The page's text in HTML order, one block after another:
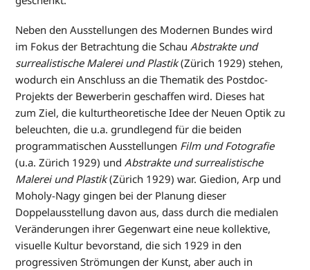
Neben den Ausstellungen des Modernen Bundes wird
im Fokus der Betrachtung die Schau Abstrakte und
surrealistische Malerei und Plastik(Zürich 1929) stehen,
wodurch ein Anschluss an die Thematik des Postdoc-
Projekts der Bewerberin geschaffen wird. Dieses hat
zum Ziel, die kulturtheoretische Idee der Neuen Optik zu
beleuchten, die u.a. grundlegend für die beiden
programmatischen Ausstellungen Film und Fotografie
(u.a. Zürich 1929) und Abstrakte und surrealistische
Malerei und Plastik(Zürich 1929) war. Giedion, Arp und
Moholy-Nagy gingen bei der Planung dieser
Doppelausstellung davon aus, dass durch die medialen
Veränderungen ihrer Gegenwart eine neue kollektive,
visuelle Kultur bevorstand, die sich 1929 in den
progressiven Strömungen der Kunst, aber auch in